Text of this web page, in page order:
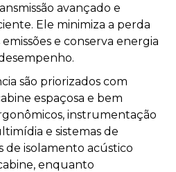
avançado e
Ele minimiza a perda
e conserva energia
são priorizados com
espaçosa e bem
instrumentação
e sistemas de
de isolamento acústico
enquanto